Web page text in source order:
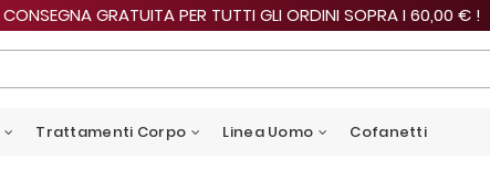
CONSEGNA GRATUITA PER TUTTI GLI ORDINI SOPRA I 60,00 € !
Trattamenti Corpo Linea Uomo Cofanetti